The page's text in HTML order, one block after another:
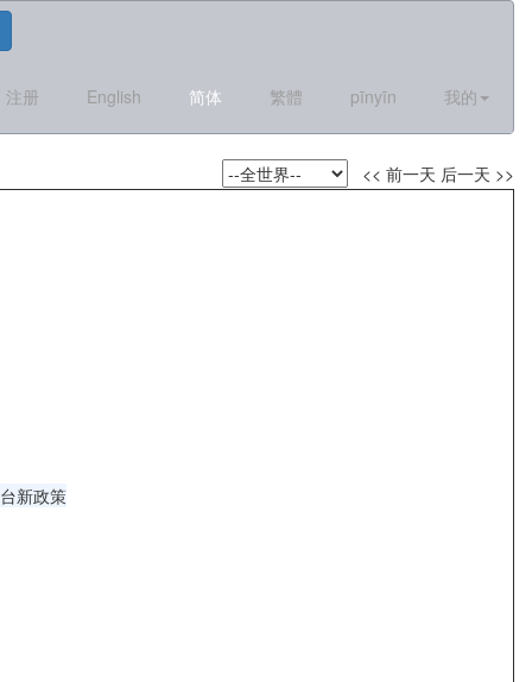
注册 English 简体 繁體 pīnyīn 我的
<< 前一天 后一天 >>
新政策